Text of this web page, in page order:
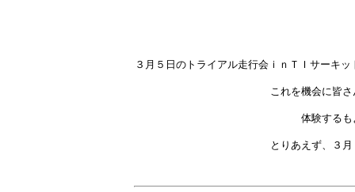
３月５日のトライアル走行会ｉｎＴＩサーキ
これを機会に皆
体験する
とりあえず、３